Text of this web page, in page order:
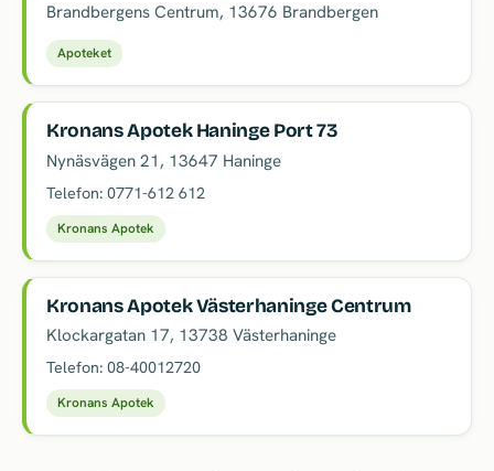
Brandbergens Centrum, 13676 Brandbergen
Apoteket
Kronans Apotek Haninge Port 73
Nynäsvägen 21 , 13647 Haninge
Telefon: 0771-612 612
Kronans Apotek
Kronans Apotek Västerhaninge Centrum
Klockargatan 17, 13738 Västerhaninge
Telefon: 08-40012720
Kronans Apotek